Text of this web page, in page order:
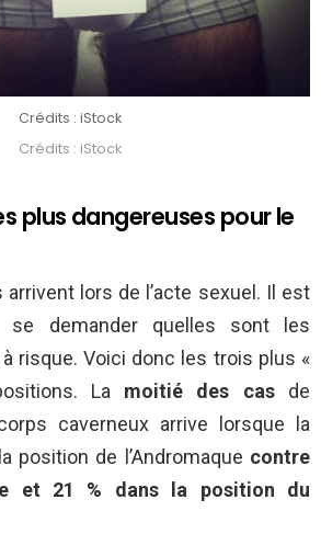
Crédits : iStock
Crédits : iStock
plus dangereuses pour le
arrivent lors de l’acte sexuel. Il est
se demander quelles sont les
risque. Voici donc les trois plus «
La moitié des casde
caverneux arrive lorsque la
position de l’Andromaque contre
et 21 % dans la position du